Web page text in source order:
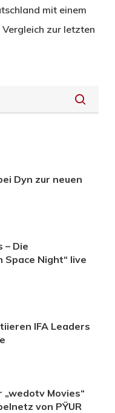
mit einem
zur letzten
Dyn zur neuen
– Die
Space Night“ live
IFA Leaders
Movies“
von PŸUR